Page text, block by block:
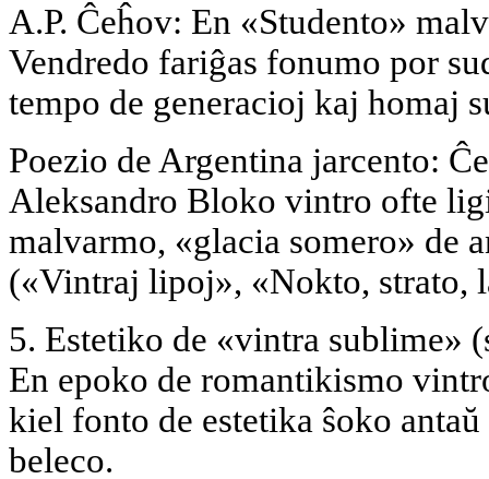
A.P. Ĉeĥov: En «Studento»
Vendredo fariĝas fonumo por
tempo de generacioj kaj homaj
Poezio de Argentina jarcento:
Aleksandro Bloko vintro ofte
malvarmo, «glacia somero» de
(«Vintraj lipoj», «Nokto, strato,
5. Estetiko de «vintra sublime»
En epoko de romantikismo
kiel fonto de estetika ŝoko
beleco.